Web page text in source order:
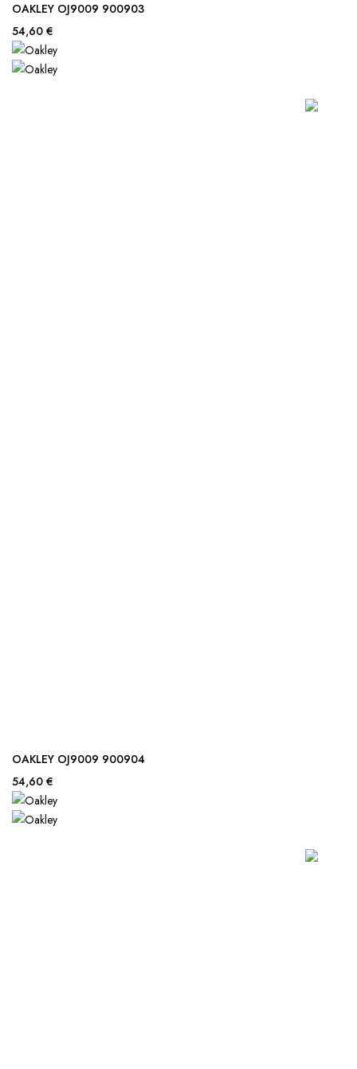
OAKLEY OJ9009 900903
54,60 €
OAKLEY OJ9009 900904
54,60 €